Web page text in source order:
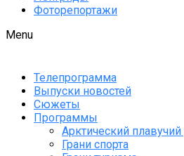
Фоторепортажи
Menu
Телепрограмма
Выпуски новостей
Сюжеты
Программы
Арктический плавучий
Грани спорта